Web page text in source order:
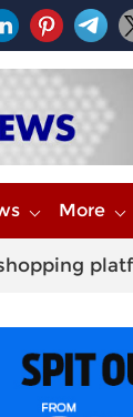
More